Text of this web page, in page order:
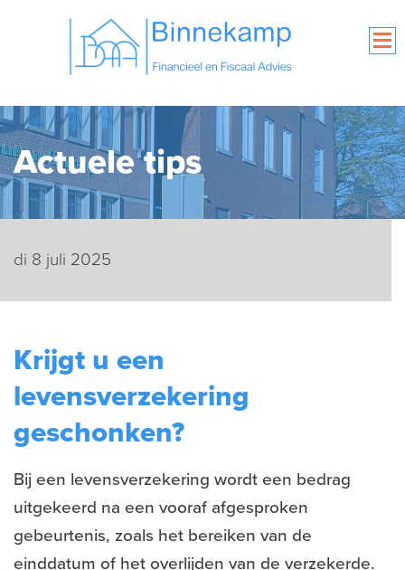
Actuele tips
di 8 juli 2025
Krijgt u een
levensverzekering
geschonken?
Bij een levensverzekering wordt een bedrag
uitgekeerd na een vooraf afgesproken
gebeurtenis, zoals het bereiken van de
einddatum of het overlijden van de verzekerde.